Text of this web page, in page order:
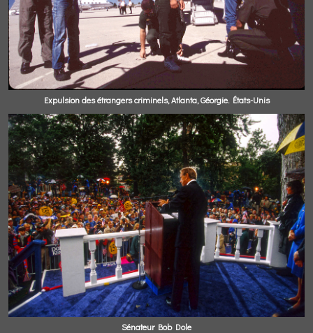
Expulsion des étrangers criminels, Atlanta, Géorgie. États-Unis
Sénateur Bob Dole